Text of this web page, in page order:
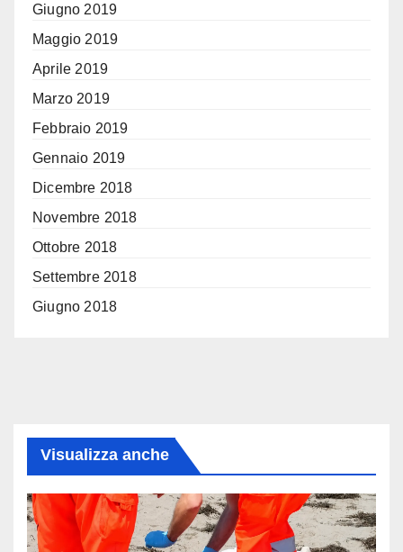
Giugno 2019
Maggio 2019
Aprile 2019
Marzo 2019
Febbraio 2019
Gennaio 2019
Dicembre 2018
Novembre 2018
Ottobre 2018
Settembre 2018
Giugno 2018
Visualizza anche